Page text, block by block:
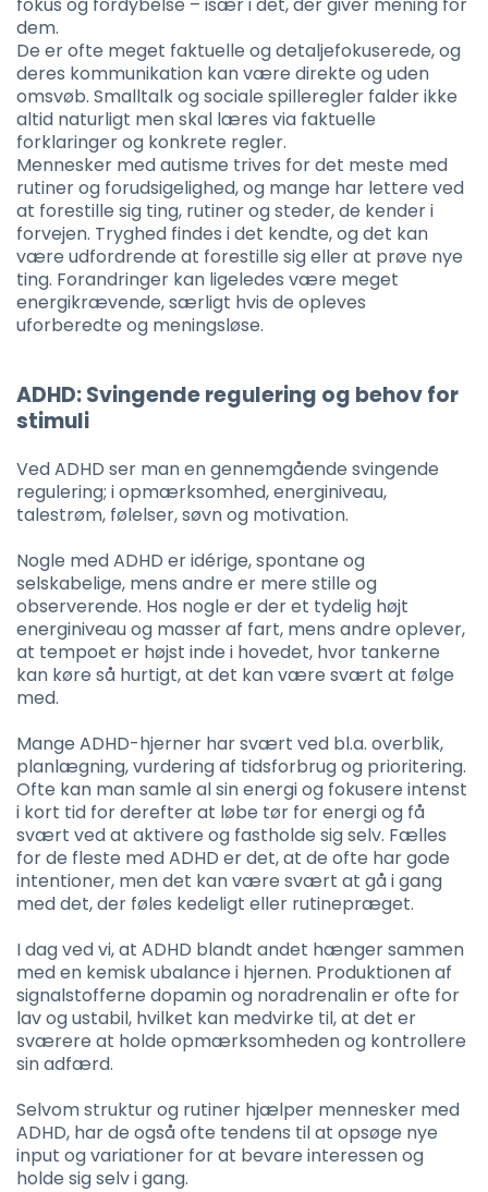
dem.
De er ofte meget faktuelle og detaljefokuserede, og
deres kommunikation kan være direkte og uden
omsvøb. Smalltalk og sociale spilleregler falder ikke
altid naturligt men skal læres via faktuelle
forklaringer og konkrete regler.
Mennesker med autisme trives for det meste med
rutiner og forudsigelighed, og mange har lettere ved
at forestille sig ting, rutiner og steder, de kender i
forvejen. Tryghed findes i det kendte, og det kan
være udfordrende at forestille sig eller at prøve nye
ting. Forandringer kan ligeledes være meget
energikrævende, særligt hvis de opleves
uforberedte og meningsløse.
ADHD: Svingende regulering og behov for
stimuli
Ved ADHD ser man en gennemgående svingende
regulering; i opmærksomhed, energiniveau,
talestrøm, følelser, søvn og motivation.
Nogle med ADHD er idérige, spontane og
selskabelige, mens andre er mere stille og
observerende. Hos nogle er der et tydelig højt
energiniveau og masser af fart, mens andre oplever,
at tempoet er højst inde i hovedet, hvor tankerne
kan køre så hurtigt, at det kan være svært at følge
med.
Mange ADHD-hjerner har svært ved bl.a. overblik,
planlægning, vurdering af tidsforbrug og prioritering.
Ofte kan man samle al sin energi og fokusere intenst
i kort tid for derefter at løbe tør for energi og få
svært ved at aktivere og fastholde sig selv. Fælles
for de fleste med ADHD er det, at de ofte har gode
intentioner, men det kan være svært at gå i gang
med det, der føles kedeligt eller rutinepræget.
I dag ved vi, at ADHD blandt andet hænger sammen
med en kemisk ubalance i hjernen. Produktionen af
signalstofferne dopamin og noradrenalin er ofte for
lav og ustabil, hvilket kan medvirke til, at det er
sværere at holde opmærksomheden og kontrollere
sin adfærd.
Selvom struktur og rutiner hjælper mennesker med
ADHD, har de også ofte tendens til at opsøge nye
input og variationer for at bevare interessen og
holde sig selv i gang.